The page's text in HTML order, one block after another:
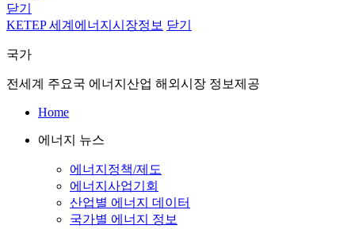
닫기
KETEP 세계에너지시장정보 닫기
국가
전세계 주요국 에너지산업 해외시장 정보제공
Home
에너지 뉴스
에너지정책/제도
에너지사업기회
산업별 에너지 데이터
국가별 에너지 정보